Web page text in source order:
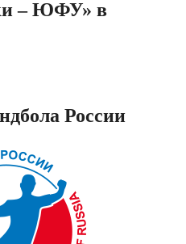
– ЮФУ» в
России